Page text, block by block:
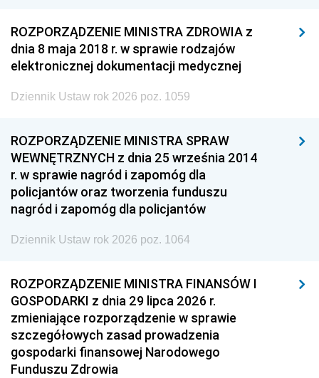
ROZPORZĄDZENIE MINISTRA ZDROWIA z
dnia 8 maja 2018 r. w sprawie rodzajów
elektronicznej dokumentacji medycznej
Dziennik Ustaw rok 2026 poz. 1059
ROZPORZĄDZENIE MINISTRA SPRAW
WEWNĘTRZNYCH z dnia 25 września 2014
r. w sprawie nagród i zapomóg dla
policjantów oraz tworzenia funduszu
nagród i zapomóg dla policjantów
Dziennik Ustaw rok 2026 poz. 1064
ROZPORZĄDZENIE MINISTRA FINANSÓW I
GOSPODARKI z dnia 29 lipca 2026 r.
zmieniające rozporządzenie w sprawie
szczegółowych zasad prowadzenia
gospodarki finansowej Narodowego
Funduszu Zdrowia